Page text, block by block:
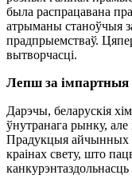
была распрацавана
атрыманы станоўчыя
прадпрыемстваў.
вытворчасці.
Лепш за імпартныя
Дарэчы, беларускія
ўнутранага рынку,
Прадукцыя айчынных
краінах свету, што
канкурэнтаздольнасць